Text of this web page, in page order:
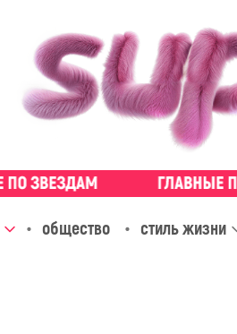
общество стиль жизни